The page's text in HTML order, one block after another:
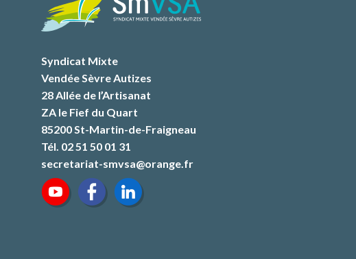
Syndicat Mixte
Vendée Sèvre Autizes
28 Allée de l’Artisanat
ZA le Fief du Quart
85200 St-Martin-de-Fraigneau
Tél. 02 51 50 01 31
secretariat-smvsa@orange.fr